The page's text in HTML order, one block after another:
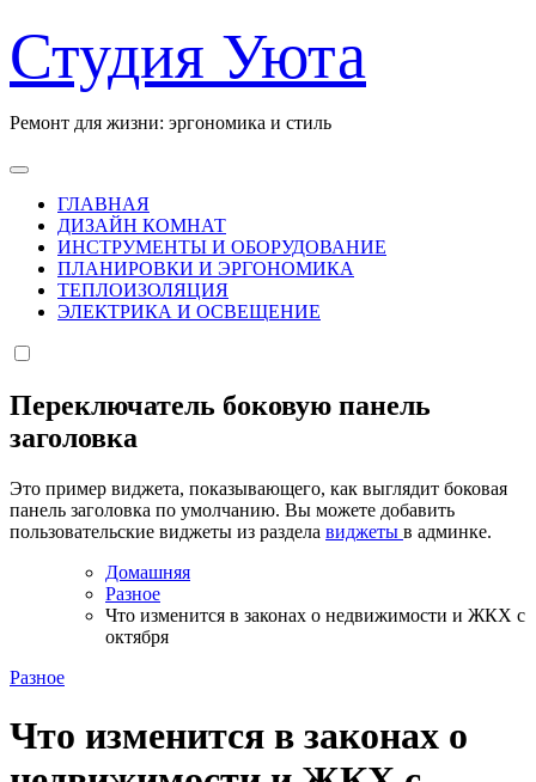
к
содержанию
Студия Уюта
Ремонт для жизни: эргономика и стиль
ГЛАВНАЯ
ДИЗАЙН КОМНАТ
ИНСТРУМЕНТЫ И ОБОРУДОВАНИЕ
ПЛАНИРОВКИ И ЭРГОНОМИКА
ТЕПЛОИЗОЛЯЦИЯ
ЭЛЕКТРИКА И ОСВЕЩЕНИЕ
Переключатель боковую панель
заголовка
Это пример виджета, показывающего, как выглядит боковая
панель заголовка по умолчанию. Вы можете добавить
пользовательские виджеты из раздела виджеты в админке.
Домашняя
Разное
Что изменится в законах о недвижимости и ЖКХ с
октября
Разное
Что изменится в законах о